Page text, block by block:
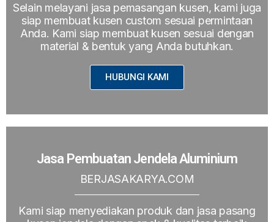
Selain melayani jasa pemasangan kusen, kami juga
siap membuat kusen custom sesuai permintaan
Anda. Kami siap membuat kusen sesuai dengan
material & bentuk yang Anda butuhkan.
HUBUNGI KAMI
Jasa Pembuatan Jendela Aluminium
BERJASAKARYA.COM
Kami siap menyediakan produk dan jasa pasang